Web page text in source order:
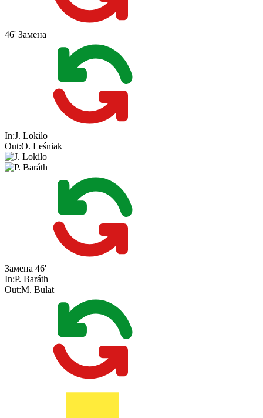
46' Замена
In:J. Lokilo
Out:O. Leśniak
Замена 46'
In:P. Baráth
Out:M. Bulat